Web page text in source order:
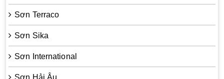
Sơn Terraco
Sơn Sika
Sơn International